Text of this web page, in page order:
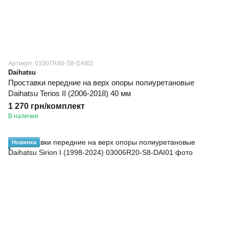
Артикул: 01007R40-S8-DAI02
Daihatsu
Проставки передние на верх опоры полиуретановые
Daihatsu Terios II (2006-2018) 40 мм
1 270 грн/комплект
В наличии
Новинка